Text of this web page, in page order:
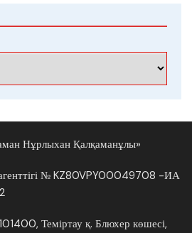
Нұрлыхан Қалқаманұлы»
№ KZ80VPY00049708 -ИА
101400, Теміртау қ. Блюхер көшесі,